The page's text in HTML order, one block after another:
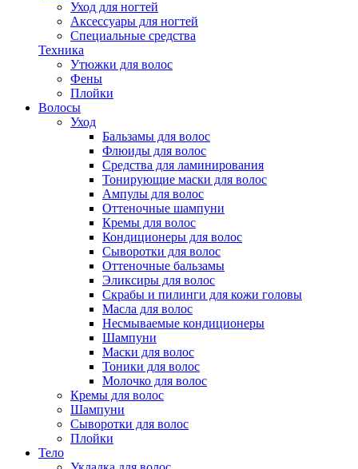
Уход для ногтей
Аксессуары для ногтей
Специальные средства
Техника
Утюжки для волос
Фены
Плойки
Волосы
Уход
Бальзамы для волос
Флюиды для волос
Средства для ламинирования
Тонирующие маски для волос
Ампулы для волос
Оттеночные шампуни
Кремы для волос
Кондиционеры для волос
Сыворотки для волос
Оттеночные бальзамы
Эликсиры для волос
Скрабы и пилинги для кожи головы
Масла для волос
Несмываемые кондиционеры
Шампуни
Маски для волос
Тоники для волос
Молочко для волос
Кремы для волос
Шампуни
Сыворотки для волос
Плойки
Тело